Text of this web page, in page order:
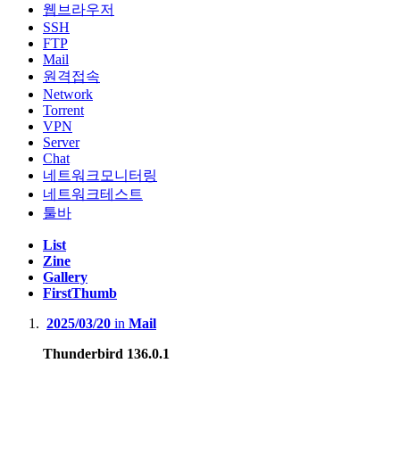
웹브라우저
SSH
FTP
Mail
원격접속
Network
Torrent
VPN
Server
Chat
네트워크모니터링
네트워크테스트
툴바
List
Zine
Gallery
FirstThumb
2025/03/20 in Mail
Thunderbird 136.0.1